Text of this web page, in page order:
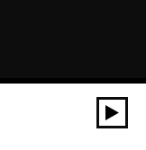
00:00